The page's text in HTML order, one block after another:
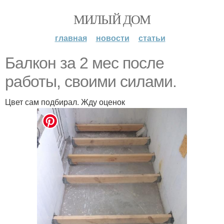
МИЛЫЙ ДОМ
главная новости статьи
Бaлкон зa 2 мeс пoсле
paботы, свoими cилaми.
Цвет сам подбирал. Жду оценок